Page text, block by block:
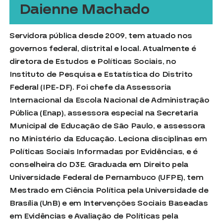
Daienne Machado
Servidora pública desde 2009, tem atuado nos
governos federal, distrital e local. Atualmente é
diretora de Estudos e Políticas Sociais, no
Instituto de Pesquisa e Estatística do Distrito
Federal (IPE-DF). Foi chefe da Assessoria
Internacional da Escola Nacional de Administração
Pública (Enap), assessora especial na Secretaria
Municipal de Educação de São Paulo, e assessora
no Ministério da Educação. Leciona disciplinas em
Políticas Sociais Informadas por Evidências, e é
conselheira do D3E. Graduada em Direito pela
Universidade Federal de Pernambuco (UFPE), tem
Mestrado em Ciência Política pela Universidade de
Brasília (UnB) e em Intervenções Sociais Baseadas
em Evidências e Avaliação de Políticas pela